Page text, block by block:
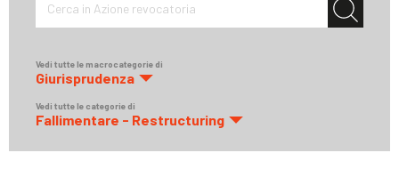
Cerca in Azione revocatoria
Vedi tutte le macrocategorie di
Giurisprudenza
Vedi tutte le categorie di
Fallimentare - Restructuring